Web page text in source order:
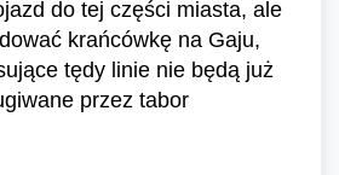
do tej części miasta, ale
krańcówkę na Gaju,
tędy linie nie będą już
przez tabor